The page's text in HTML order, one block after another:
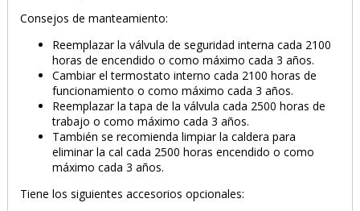
Consejos de manteamiento:
Reemplazar la válvula de seguridad interna cada 2100
horas de encendido o como máximo cada 3 años.
Cambiar el termostato interno cada 2100 horas de
funcionamiento o como máximo cada 3 años.
Reemplazar la tapa de la válvula cada 2500 horas de
trabajo o como máximo cada 3 años.
También se recomienda limpiar la caldera para
eliminar la cal cada 2500 horas encendido o como
máximo cada 3 años.
Tiene los siguientes accesorios opcionales: